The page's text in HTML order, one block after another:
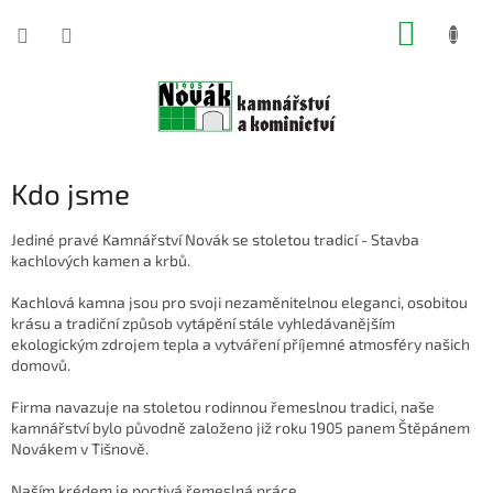
Kdo jsme
Jediné pravé Kamnářství Novák se stoletou tradicí - Stavba
kachlových kamen a krbů.
Kachlová kamna jsou pro svoji nezaměnitelnou eleganci, osobitou
krásu a tradiční způsob vytápění stále vyhledávanějším
ekologickým zdrojem tepla a vytváření příjemné atmosféry našich
domovů.
Firma navazuje na stoletou rodinnou řemeslnou tradici, naše
kamnářství bylo původně založeno již roku 1905 panem Štěpánem
Novákem v Tišnově.